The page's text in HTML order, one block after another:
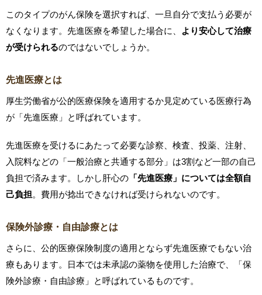
このタイプのがん保険を選択すれば、一旦自分で支払う必要が
なくなります。先進医療を希望した場合に、
より安心して治療
が受けられるのではないでしょうか。
先進医療とは
厚生労働省が公的医療保険を適用するか見定めている医療行為
が「先進医療」と呼ばれています。
先進医療を受けるにあたって必要な診察、検査、投薬、注射、
入院料などの「一般治療と共通する部分」は3割など一部の自己
負担で済みます。しかし肝心の 「先進医療」については全額自
己負担。費用が捻出できなければ受けられないのです。
保険外診療・自由診療とは
さらに、公的医療保険制度の適用とならず先進医療でもない治
療もあります。日本では未承認の薬物を使用した治療で、「保
険外診療・自由診療」と呼ばれているものです。